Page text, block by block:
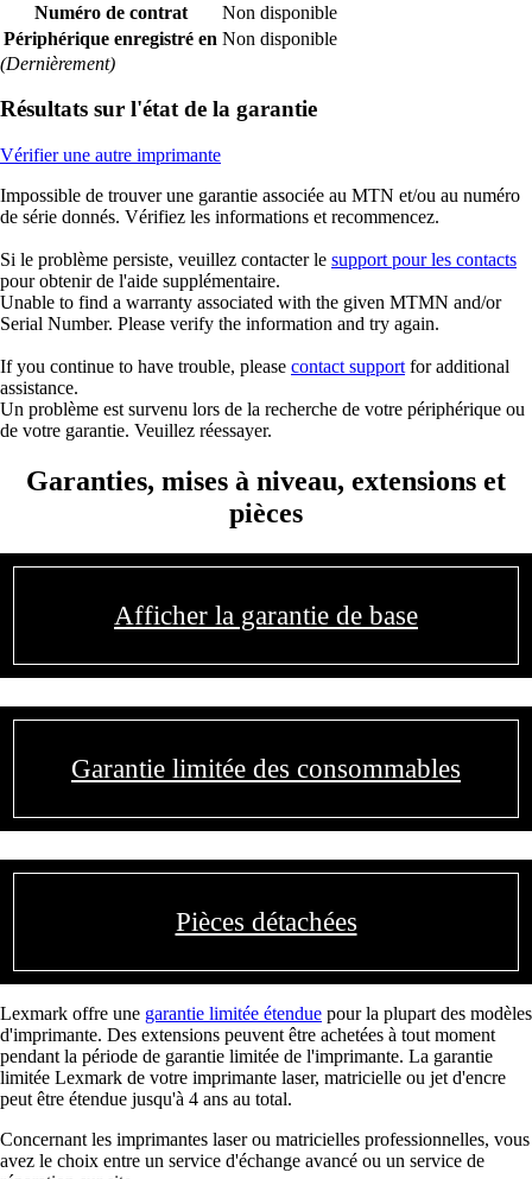
Numéro de contrat
Non disponible
Périphérique enregistré en Non disponible
(Dernièrement)
Résultats sur l'état de la garantie
Vérifier une autre imprimante
Impossible de trouver une garantie associée au MTN et/ou au numéro
de série donnés. Vérifiez les informations et recommencez.
Si le problème persiste, veuillez contacter le support pour les contacts
pour obtenir de l'aide supplémentaire.
Unable to find a warranty associated with the given MTMN and/or
Serial Number. Please verify the information and try again.
If you continue to have trouble, please contact support for additional
assistance.
Un problème est survenu lors de la recherche de votre périphérique ou
de votre garantie. Veuillez réessayer.
Garanties, mises à niveau, extensions et
pièces
Afficher la garantie de base
Garantie limitée des consommables
Pièces détachées
Lexmark offre une garantie limitée étendue pour la plupart des modèles
d'imprimante. Des extensions peuvent être achetées à tout moment
pendant la période de garantie limitée de l'imprimante. La garantie
limitée Lexmark de votre imprimante laser, matricielle ou jet d'encre
peut être étendue jusqu'à 4 ans au total.
Concernant les imprimantes laser ou matricielles professionnelles, vous
avez le choix entre un service d'échange avancé ou un service de